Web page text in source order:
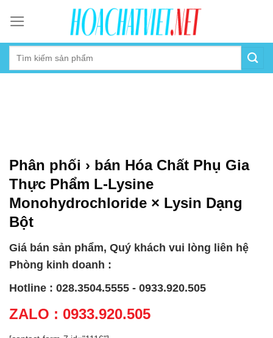
content
Phân phối › bán Hóa Chất Phụ Gia
Thực Phẩm L-Lysine
Monohydrochloride × Lysin Dạng
Bột
Giá bán sản phẩm, Quý khách vui lòng liên hệ
Phòng kinh doanh :
Hotline : 028.3504.5555 - 0933.920.505
ZALO : 0933.920.505